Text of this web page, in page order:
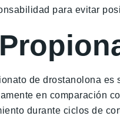
para evitar
de drostanolona
en comparación
durante ciclos de